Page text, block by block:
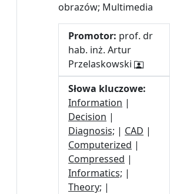
obrazów; Multimedia
Promotor: prof. dr
hab. inż. Artur
Przelaskowski
Słowa kluczowe:
Information |
Decision |
Diagnosis; | CAD |
Computerized |
Compressed |
Informatics; |
Theory; |